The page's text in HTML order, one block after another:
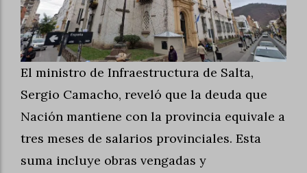
El ministro de Infraestructura de Salta,
Sergio Camacho, reveló que la deuda que
Nación mantiene con la provincia equivale a
tres meses de salarios provinciales. Esta
suma incluye obras vengadas y